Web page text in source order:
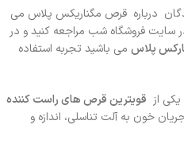
درباره قرص مگناریکس پلاس می
فروشگاه شب مراجعه کنید و در
پلاس می باشید تجربه استفاده
از قویترین قرص های راست کننده
خون به آلت تناسلی، اندازه و